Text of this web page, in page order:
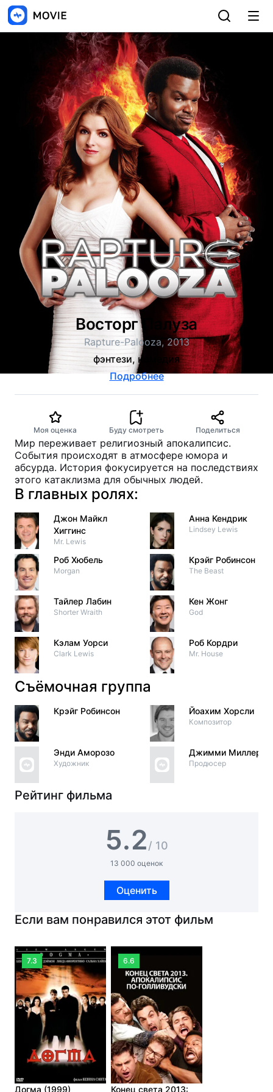
Восторг Палуза
Rapture-Palooza, 2013
фэнтези, комедия
Подробнее
Моя оценка Буду смотреть Поделиться
Мир переживает религиозный апокалипсис.
События происходят в атмосфере юмора и
абсурда. История фокусируется на последствиях
этого катаклизма для обычных людей.
В главных ролях:
Джон Майкл
Хиггинс
Mr. Lewis
Роб Хюбель
Morgan
Тайлер Лабин
Shorter Wraith
Кэлам Уорси
Clark Lewis
Анна Кендрик
Lindsey Lewis
Крэйг Робинсон
The Beast
Кен Жонг
God
Роб Кордри
Mr. House
Съёмочная группа
Крэйг Робинсон
Энди Аморозо
Художник
Йоахим Хорсли
Композитор
Джимми Миллер
Продюсер
Рейтинг фильма
5.2/ 10
13 000 оценок
Оценить
Если вам понравился этот фильм
7.3
Догма (1999)
6.6
Конец света 2013: